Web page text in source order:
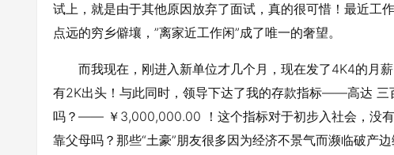
试上，就是由于其他原因放弃了面试，真的很可惜！最近工
点远的穷乡僻壤，”离家近工作闲”成了唯一的奢望。
而我现在，刚进入新单位才几个月，现在发了4K4的月
有2K出头！与此同时，领导下达了我的存款指标——高达 三
吗？—— ￥3,000,000.00 ！这个指标对于初步入社会，没
靠父母吗？那些“土豪”朋友很多因为经济不景气而濒临破产